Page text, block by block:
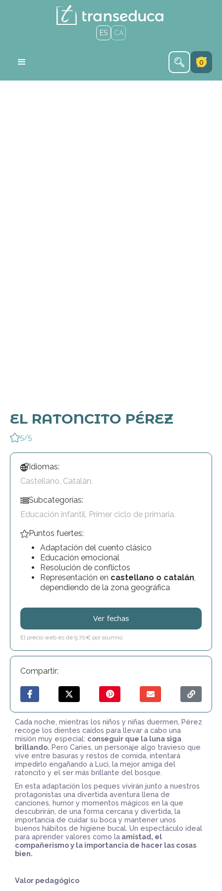
ES CA
0
EL RATONCITO PÉREZ
5/5
Idiomas:
Castellano, Catalán.
Subcategorías:
Educación infantil, Primer ciclo de primaria.
Puntos fuertes:
Adaptación del cuento clásico
Educación emocional
Resolución de conflictos
Representación en castellano o catalán
dependiendo de la zona geográfica
Ver fechas
El precio web es de 9,70€ por alumno.
Compartir:
Cada noche, mientras los niños y niñas duermen, Pérez
recoge los dientes caídos para llevar a cabo una
misión muy especial: conseguir que la luna siga
brillando. Pero Caries, un personaje algo travieso que
vive entre basuras y restos de comida, intentará
impedirlo engañando a Luci, la mejor amiga del
ratoncito y el ser más brillante del bosque.
En esta adaptación los peques vivirán junto a nuestros
protagonistas una divertida aventura llena de
canciones, humor y momentos mágicos en la que
descubrirán, de una forma cercana y divertida, la
importancia de cuidar su boca y mantener unos
buenos hábitos de higiene bucal. Un espectáculo ideal
para aprender valores como la amistad, el
compañerismo y la importancia de hacer las cosas
bien.
Valor pedagógico